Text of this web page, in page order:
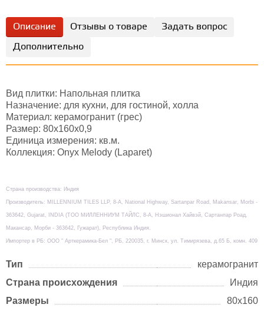
Описание Отзывы о товаре
Задать вопрос
Дополнительно
Вид плитки: Напольная плитка
Назначение: для кухни, для гостиной, холла
Материал: керамогранит (грес)
Размер: 80х160х0,9
Единица измерения: кв.м.
Коллекция: Onyx Melody (Laparet)
Страна производства: Индия
Производитель: MILLENNIUM TILES LLP, 8-А, National Highway, Sartanpar Road, Makansar, Morbi -
363642, Gujarat, INDIA (TOO МИЛЛЕННИУМ ТАЙЛС, 8-А, Нэшионал Хайвэй, Сартанпар Роад,
Макансар, Морби - 363642, Гужарат), Республика Индия.
Импортер в РБ: ООО " Арткерамика-Бел ", РБ, 220035, г. Минск, ул. Тимирязева, д.65 Б, комн. 409
Тип
керамогранит
Страна происхождения
Индия
Размеры
80х160